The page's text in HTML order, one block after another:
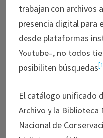
trabajan con archivos
presencia digital para
desde plataformas
Youtube–, no todos
posibiliten búsquedas
El catálogo unificado
Archivo y la Biblioteca
Nacional de